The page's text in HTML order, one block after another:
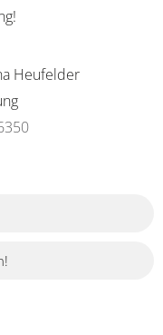
Heufelder